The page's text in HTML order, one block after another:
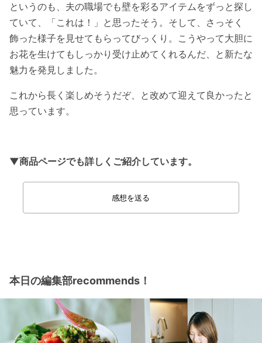
というのも、夫の職場でも壁を彩るアイテムをずっと探し
ていて、「これは！」と思ったそう。そして、さっそく
飾った様子を見せてもらってびっくり。こうやって大胆に
お花を生けてもしっかり受け止めてくれるんだ、と新たな
魅力を発見しました。
これから長く楽しめそうだぞ、と改めて迎えて良かったと
思っています。
▼商品ページでも詳しくご紹介しています。
感想を送る
本日の編集部recommends！